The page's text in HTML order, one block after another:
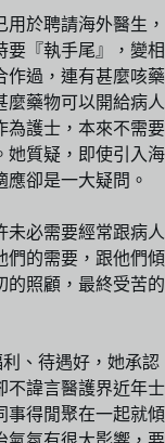
於聘請海外醫生，
要『執手尾』，變相
作過，連有甚麼咳藥
麼藥物可以開給病人
為護士，本來不需要
她質疑，即使引入海
卻是一大疑問。
未必需要經常跟病人
們的需要，跟他們傾
的照顧，最終受苦的
、待遇好，她承認
不諱言醫護界近年士
事得閒聚在一起就傾